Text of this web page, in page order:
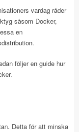
vardag råder
såsom Docker,
en
följer en guide hur
Detta för att minska